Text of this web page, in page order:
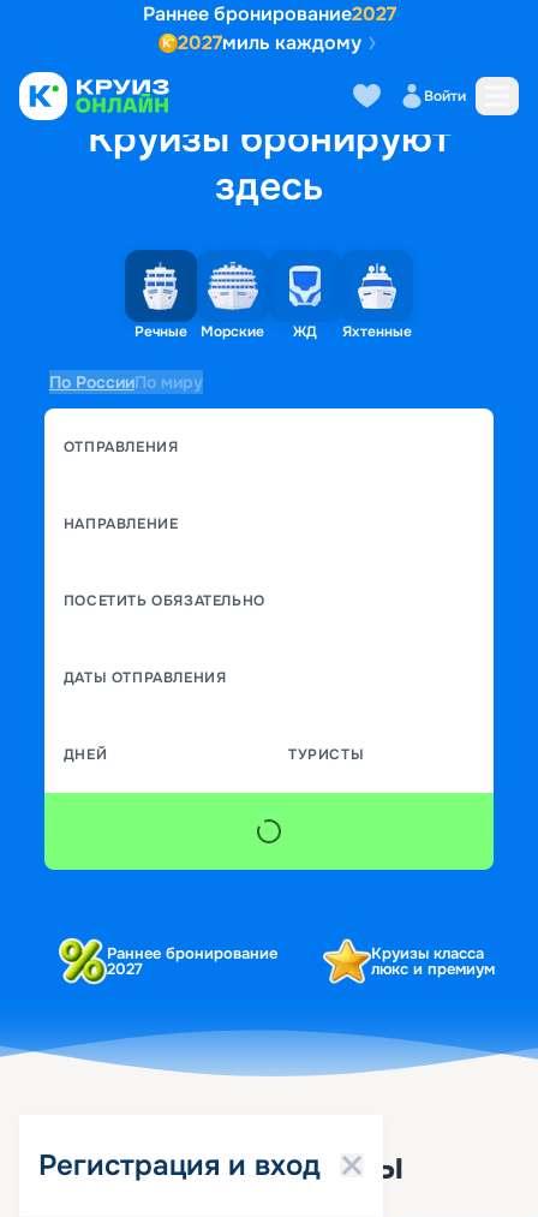
Раннее бронирование2027
2027миль каждому
Войти
Круизы бронируют
здесь
Речные Морские ЖД Яхтенные
По РоссииПо миру
ОТПРАВЛЕНИЯ
НАПРАВЛЕНИЕ
ПОСЕТИТЬ ОБЯЗАТЕЛЬНО
ДАТЫ ОТПРАВЛЕНИЯ
ДНЕЙ ТУРИСТЫ
Раннее бронирование
2027
Круизы класса
люкс и премиум
Регистрация и вход
Популярные круизы